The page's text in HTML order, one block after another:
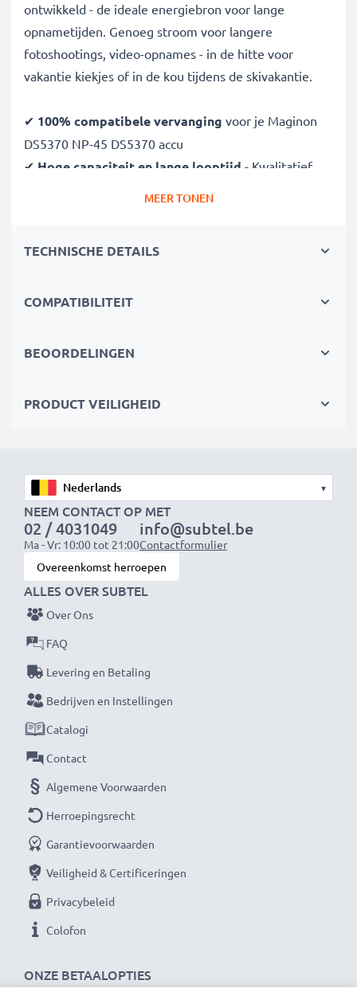
ontwikkeld - de ideale energiebron voor lange
opnametijden. Genoeg stroom voor langere
fotoshootings, video-opnames - in de hitte voor
vakantie kiekjes of in de kou tijdens de skivakantie.
✔ 100% compatibele vervanging voor je Maginon
DS5370 NP-45 DS5370 accu
✔ Hoge capaciteit en lange looptijd - Kwalitatief
✔Lange levensduur bij topprestatie
✔Gegarandeerde veiligheid
Celtype: Lithium Ion
Kleur: zwart
De vervangende accu voor je toestel van CELLONIC –
biedt de beste kwaliteit tegen een optimale
stroomverzorging tegen een eerlijke prijs.
★ 3 jaar garantie ★
Als internationale speciaalzaak sinds 2004 weten wij,
waar het bij hoogwaardige producten op aankomt.
Daarom verlenen wij een garantie van 36 maanden!
MEER TONEN
TECHNISCHE DETAILS
COMPATIBILITEIT
BEOORDELINGEN
PRODUCT VEILIGHEID
▾
NEEM CONTACT OP MET
02 / 4031049
Ma - Vr: 10:00 tot 21:00
info@subtel.be
Contactformulier
Overeenkomst herroepen
ONZE BETAALOPTIES
ALLES OVER SUBTEL
Over Ons
FAQ
Levering en Betaling
Bedrijven en Instellingen
Catalogi
Contact
Algemene Voorwaarden
Herroepingsrecht
Garantievoorwaarden
Veiligheid & Certificeringen
Privacybeleid
Colofon